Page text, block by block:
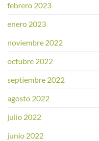
febrero 2023
enero 2023
noviembre 2022
octubre 2022
septiembre 2022
agosto 2022
julio 2022
junio 2022